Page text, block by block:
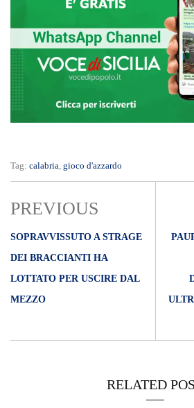
Tag: calabria gioco d'azzardo
PREVIOUS
SOPRAVVISSUTO A STRAGE
DEI BRACCIANTI HA
LOTTATO PER USCIRE DAL
MEZZO
RELATED